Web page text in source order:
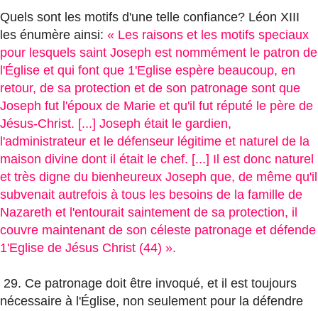
Quels sont les motifs d'une telle confiance? Léon XIII
les énumère ainsi: « Les raisons et les motifs speciaux
pour lesquels saint Joseph est nommément le patron de
l'Église et qui font que 1'Eglise espère beaucoup, en
retour, de sa protection et de son patronage sont que
Joseph fut l'époux de Marie et qu'il fut réputé le père de
Jésus-Christ. [...] Joseph était le gardien,
l'administrateur et le défenseur légitime et naturel de la
maison divine dont il était le chef. [...] Il est donc naturel
et très digne du bienheureux Joseph que, de même qu'il
subvenait autrefois à tous les besoins de la famille de
Nazareth et l'entourait saintement de sa protection, il
couvre maintenant de son céleste patronage et défende
1'Eglise de Jésus Christ (44) ».
29. Ce patronage doit être invoqué, et il est toujours
nécessaire à l'Église, non seulement pour la défendre